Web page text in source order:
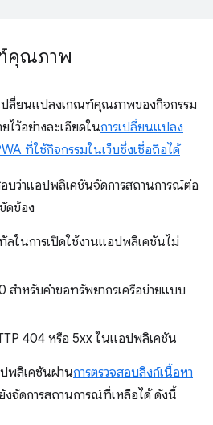
คุณภาพ
ปลี่ยนแปลงเกณฑ์คุณภาพของกิจกรรม
ไว้อย่างละเอียดในการเปลี่ยนแปลง
ที่ใช้กิจกรรมในเว็บซึ่งเชื่อถือได้
บว่าแอปพลิเคชันจัดการสถานการณ์ต่อ
ดข้อง
ในการเปิดใช้งานแอปพลิเคชันไม่
สําหรับคําขอทรัพยากรเครือข่ายแบบ
404 หรือ 5xx ในแอปพลิเคชัน
พลิเคชันผ่านการตรวจสอบลิงก์เนื้อหา
ยังจัดการสถานการณ์ที่เหลือได้ ดังนี้